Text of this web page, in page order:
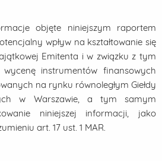
objęte niniejszym raportem
wpływ na kształtowanie się
Emitenta i w związku z tym
instrumentów finansowych
na rynku równoległym Giełdy
w Warszawie, a tym samym
niniejszej informacji, jako
art. 17 ust. 1 MAR.